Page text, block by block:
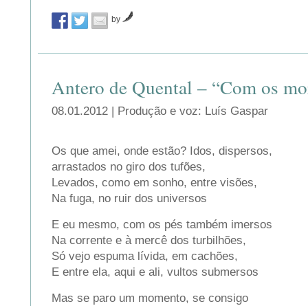
by
Antero de Quental – “Com os
08.01.2012 | Produção e voz: Luís Gaspar
Os que amei, onde estão? Idos, dispersos,
arrastados no giro dos tufões,
Levados, como em sonho, entre visões,
Na fuga, no ruir dos universos
E eu mesmo, com os pés também imersos
Na corrente e à mercê dos turbilhões,
Só vejo espuma lívida, em cachões,
E entre ela, aqui e ali, vultos submersos
Mas se paro um momento, se consigo